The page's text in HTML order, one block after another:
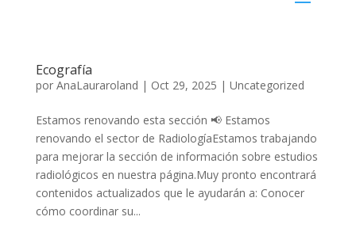
Ecografía
por AnaLauraroland | Oct 29, 2025 | Uncategorized
Estamos renovando esta sección 📢 Estamos
renovando el sector de RadiologíaEstamos trabajando
para mejorar la sección de información sobre estudios
radiológicos en nuestra página.Muy pronto encontrará
contenidos actualizados que le ayudarán a: Conocer
cómo coordinar su...